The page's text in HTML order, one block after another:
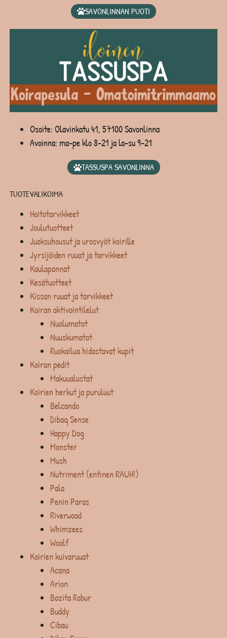
SAVONLINNAN PUOTI
Osoite: Olavinkatu 41, 57100 Savonlinna
Avoinna: ma-pe klo 8-21 ja la-su 9-21
TASSUSPA SAVONLINNA
TUOTEVALIKOIMA
Hoitotarvikkeet
Joulutuotteet
Juoksuhousut ja urosvyöt koirille
Jyrsijöiden ruuat ja tarvikkeet
Kaulapannat
Kesätuotteet
Kissan ruuat ja tarvikkeet
Koiran aktivointilelut
Nuolumatot
Nuuskumatot
Ruokailua hidastavat kupit
Koiran pedit
Makuualustat
Koirien herkut ja puruluut
Belcando
Dibaq Sense
Happy Dog
Monster
Mush
Nutriment (entinen RAUH!)
Pala
Penin Paras
Riverwood
Whimzees
Woolf
Koirien kuivaruuat
Acana
Arion
Bozita Robur
Buddy
Cibau